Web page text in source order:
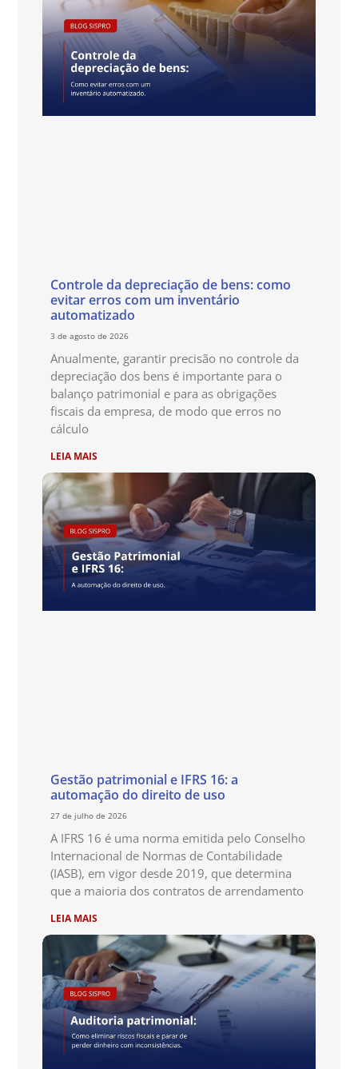
Controle da depreciação de bens: como
evitar erros com um inventário
automatizado
3 de agosto de 2026
Anualmente, garantir precisão no controle da
depreciação dos bens é importante para o
balanço patrimonial e para as obrigações
fiscais da empresa, de modo que erros no
cálculo
LEIA MAIS
Gestão patrimonial e IFRS 16: a
automação do direito de uso
27 de julho de 2026
A IFRS 16 é uma norma emitida pelo Conselho
Internacional de Normas de Contabilidade
(IASB), em vigor desde 2019, que determina
que a maioria dos contratos de arrendamento
LEIA MAIS